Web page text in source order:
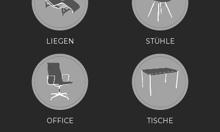
LIEGEN STÜHLE
OFFICE TISCHE